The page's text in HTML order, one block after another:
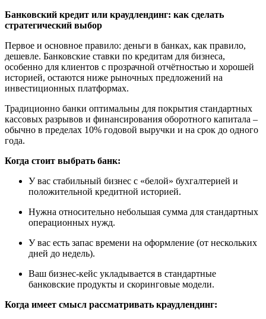
Банковский кредит или краудлендинг: как сделать
стратегический выбор
Первое и основное правило: деньги в банках, как правило,
дешевле. Банковские ставки по кредитам для бизнеса,
особенно для клиентов с прозрачной отчётностью и хорошей
историей, остаются ниже рыночных предложений на
инвестиционных платформах.
Традиционно банки оптимальны для покрытия стандартных
кассовых разрывов и финансирования оборотного капитала –
обычно в пределах 10% годовой выручки и на срок до одного
года.
Когда стоит выбрать банк:
У вас стабильный бизнес с «белой» бухгалтерией и
положительной кредитной историей.
Нужна относительно небольшая сумма для стандартных
операционных нужд.
У вас есть запас времени на оформление (от нескольких
дней до недель).
Ваш бизнес-кейс укладывается в стандартные
банковские продукты и скоринговые модели.
Когда имеет смысл рассматривать краудлендинг: